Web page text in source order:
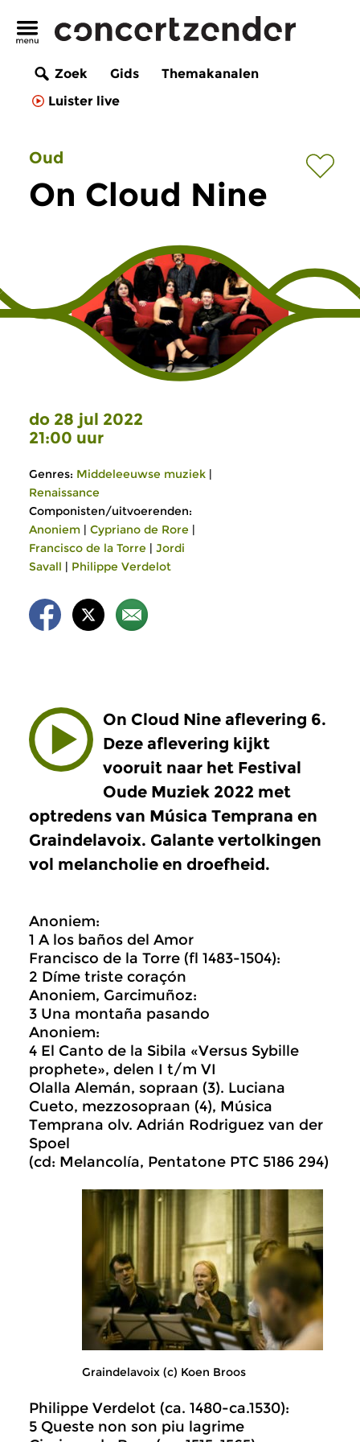
Zoek Gids
Themakanalen
Luister live
Oud
On Cloud Nine
do 28 jul 2022
21:00 uur
Genres: Middeleeuwse muziek |
Renaissance
Componisten/uitvoerenden:
Anoniem | Cypriano de Rore |
Francisco de la Torre | Jordi
Savall | Philippe Verdelot
On Cloud Nine aflevering 6.
Deze aflevering kijkt
vooruit naar het Festival
Oude Muziek 2022 met
optredens van Música Temprana en
Graindelavoix. Galante vertolkingen
vol melancholie en droefheid.
Anoniem:
1 A los baños del Amor
Francisco de la Torre (fl 1483-1504):
2 Díme triste coraçón
Anoniem, Garcimuñoz:
3 Una montaña pasando
Anoniem:
4 El Canto de la Sibila «Versus Sybille
prophete», delen I t/m VI
Olalla Alemán, sopraan (3). Luciana
Cueto, mezzosopraan (4), Música
Temprana olv. Adrián Rodriguez van der
Spoel
(cd: Melancolía, Pentatone PTC 5186 294)
Graindelavoix (c) Koen Broos
Philippe Verdelot (ca. 1480-ca.1530):
5 Queste non son piu lagrime